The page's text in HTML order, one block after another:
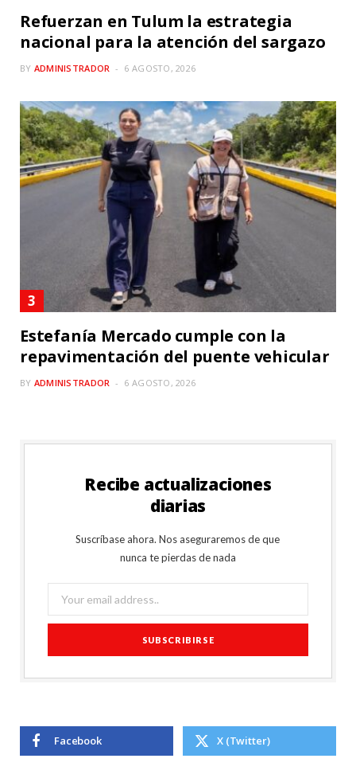
Refuerzan en Tulum la estrategia
nacional para la atención del sargazo
BY ADMINISTRADOR 6 AGOSTO, 2026
Estefanía Mercado cumple con la
repavimentación del puente vehicular
BY ADMINISTRADOR 6 AGOSTO, 2026
Recibe actualizaciones
diarias
Suscríbase ahora. Nos aseguraremos de que
nunca te pierdas de nada
Facebook X (Twitter)